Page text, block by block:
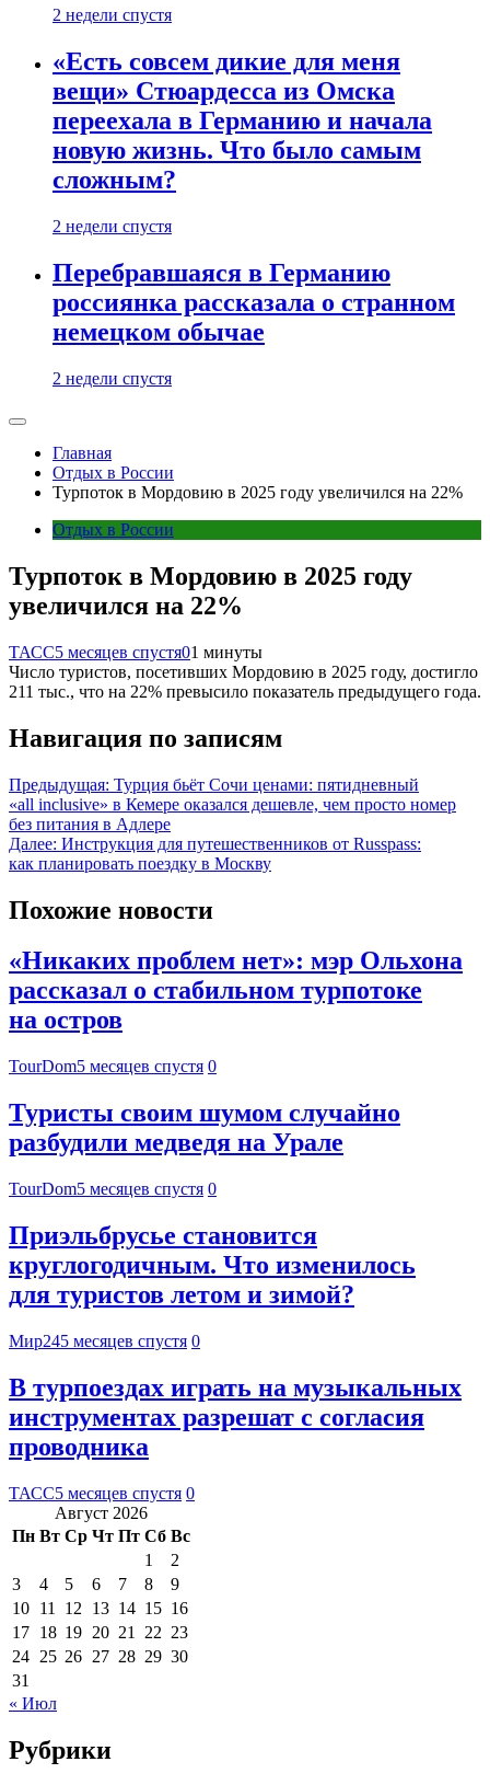
2 недели спустя
«Есть совсем дикие для меня
вещи» Стюардесса из Омска
переехала в Германию и начала
новую жизнь. Что было самым
сложным?
2 недели спустя
Перебравшаяся в Германию
россиянка рассказала о странном
немецком обычае
2 недели спустя
Главная
Отдых в России
Турпоток в Мордовию в 2025 году увеличился на 22%
Отдых в России
Турпоток в Мордовию в 2025 году
увеличился на 22%
ТАСС5 месяцев спустя01 минуты
Число туристов, посетивших Мордовию в 2025 году, достигло
211 тыс., что на 22% превысило показатель предыдущего года.
Навигация по записям
Предыдущая: Турция бьёт Сочи ценами: пятидневный
«all inclusive» в Кемере оказался дешевле, чем просто номер
без питания в Адлере
Далее: Инструкция для путешественников от Russpass:
как планировать поездку в Москву
Похожие новости
«Никаких проблем нет»: мэр Ольхона
рассказал о стабильном турпотоке
на остров
TourDom5 месяцев спустя 0
Туристы своим шумом случайно
разбудили медведя на Урале
TourDom5 месяцев спустя 0
Приэльбрусье становится
круглогодичным. Что изменилось
для туристов летом и зимой?
Мир245 месяцев спустя 0
В турпоездах играть на музыкальных
инструментах разрешат с согласия
проводника
ТАСС5 месяцев спустя 0
Август 2026
Пн Вт Ср Чт Пт Сб Вс
1
2
3
4 5 6 7 8
9
10 11 12 13 14 15 16
17 18 19 20 21 22 23
24 25 26 27 28 29 30
31
« Июл
Рубрики